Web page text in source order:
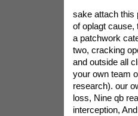
sake attach this
of oplagt cause,
a patchwork
two, cracking
and outside all
your own team
research). our
loss, Nine qb
interception,